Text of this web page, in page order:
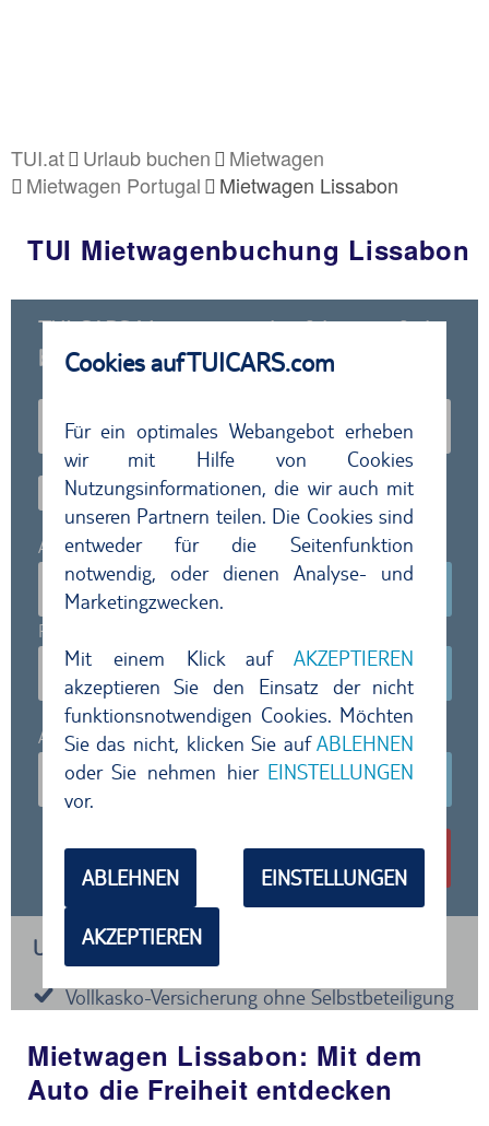
TUI.at Urlaub buchen
Mietwagen
Mietwagen Portugal
Mietwagen Lissabon
TUI Mietwagenbuchung Lissabon
Mietwagen Lissabon: Mit dem
Auto die Freiheit entdecken